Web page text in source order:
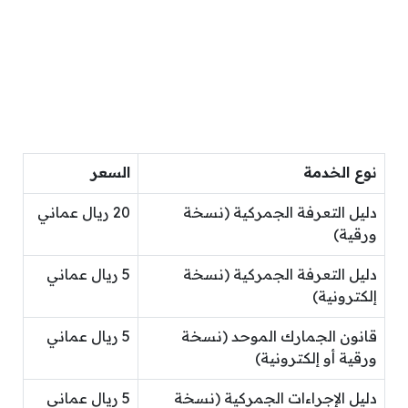
نوع الخدمة السعر
دليل التعرفة الجمركية (نسخة
ورقية)
20 ريال عماني
دليل التعرفة الجمركية (نسخة
إلكترونية)
5 ريال عماني
قانون الجمارك الموحد (نسخة
ورقية أو إلكترونية)
5 ريال عماني
دليل الإجراءات الجمركية (نسخة 5 ريال عماني